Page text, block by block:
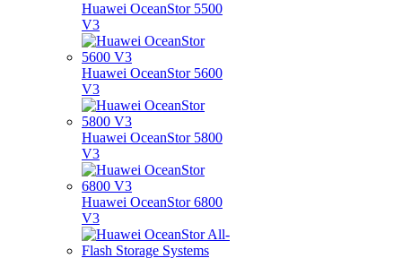
Huawei OceanStor 5500
V3
Huawei OceanStor 5600
V3
Huawei OceanStor 5800
V3
Huawei OceanStor 6800
V3